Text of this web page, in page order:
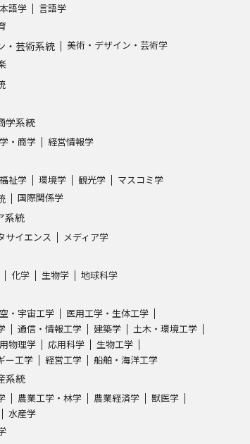
語学 言語学
・芸術系統 美術・デザイン・芸術学
学系統
・商学 経営情報学
祉学 環境学 観光学 マスコミ学
国際関係学
系統
サイエンス メディア学
化学 生物学 地球科学
・宇宙工学
医用工学・生体工学
通信・情報工学 建築学
土木・環境工学
物理学 応用科学
生物工学
ー工学
経営工学 船舶・海洋工学
系統
農業工学・林学 農業経済学
獣医学
水産学